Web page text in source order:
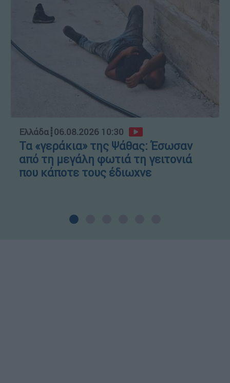
Ελλάδα┋06.08.2026 10:30
Τα «γεράκια» της Ψάθας: Έσωσαν
από τη μεγάλη φωτιά τη γειτονιά
που κάποτε τους έδιωχνε